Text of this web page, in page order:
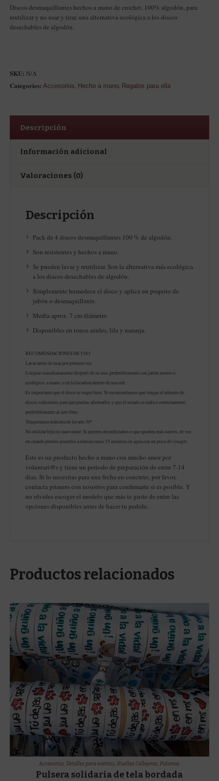
Discos desmaquillantes hechos a mano de crochet, 100% algodón, para
reutilizar y no usar y tirar, una alternativa ecológica a los discos
desechables de algodón.
SKU: N/A
Categories: Accesorios, Hecho a mano, Regalos para ella
Descripción
Información adicional
Valoraciones (0)
Descripción
Pack de 4 discos desmaquillantes 100 % de algodón.
Son resistentes y hechos a mano.
Se pueden lavar y reutilizar. Son la alternativa más ecológica
a los discos desechables de algodón.
Simplemente humedece el disco y aplica un poquito de
jabón o desmaquillante.
Media aprox. 7 cm diámetro
Disponibles en tonos azules, lila y naranja.
RECOMENDACIONES DE USO
Lavar antes de usar por primera vez.
Limpiar inmediatamente después de su uso, preferiblemente con jabón neutro o
ecológico; a mano, o en la lavadora dentro de una red.
Es importante que el disco se seque bien. Te recomendamos que tengas el número de
discos suficientes para que puedas alternarlos y que el secado se realice correctamente,
preferiblemente al aire libre.
Temperatura máxima de lavado 30º
No utilizar lejía ni suavizante. Si quieres desinfectarlos o que queden más suaves, de vez
en cuando puedes ponerlos a remojo unos 15 minutos en agua con un poco de vinagre.
Este es un producto hecho a mano con mucho amor por
voluntari@s y tiene un periodo de preparación de entre 7-14
días. Si lo necesitas para una fecha en concreto, por favor,
contacta primero con nosotros para confirmarte si es posible. Y
no olvides escoger el modelo que más te guste de entre las
opciones disponibles antes de hacer tu pedido.
Productos relacionados
Accesorios,Detalles para eventos,Huellas Callejeras,Pulseras
Pulsera solidaria de tela bordada